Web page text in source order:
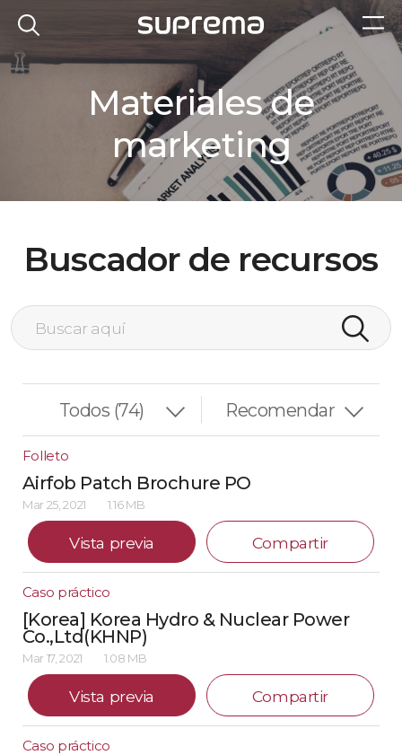
Materiales de
marketing
Buscador de recursos
Folleto
Airfob Patch Brochure PO
Mar 25, 2021 1.16 MB
Vista previa Compartir
Caso práctico
[Korea] Korea Hydro & Nuclear Power
Co.,Ltd(KHNP)
Mar 17, 2021 1.08 MB
Vista previa Compartir
Caso práctico